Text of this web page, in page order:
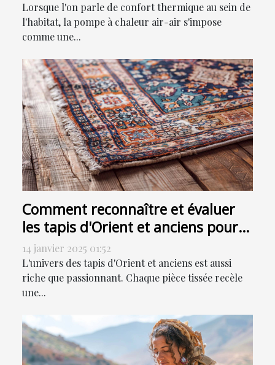
Lorsque l'on parle de confort thermique au sein de
l'habitat, la pompe à chaleur air-air s'impose
comme une...
Comment reconnaître et évaluer
les tapis d'Orient et anciens pour
la vente
14 janvier 2025 01:52
L'univers des tapis d'Orient et anciens est aussi
riche que passionnant. Chaque pièce tissée recèle
une...